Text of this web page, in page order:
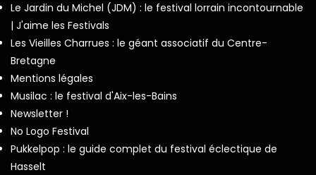
Le Jardin du Michel (JDM) : le festival lorrain incontournable
| J'aime les Festivals
Les Vieilles Charrues : le géant associatif du Centre-
Bretagne
Mentions légales
Musilac : le festival d'Aix-les-Bains
Newsletter !
No Logo Festival
Pukkelpop : le guide complet du festival éclectique de
Hasselt